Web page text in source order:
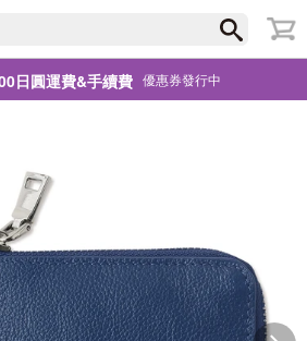
日圓運費&手續費 優惠券發行中